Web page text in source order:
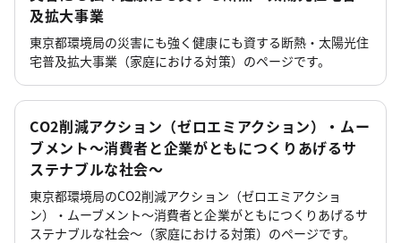
及拡大事業
東京都環境局の災害にも強く健康にも資する断熱・太陽光住
宅普及拡大事業（家庭における対策）のページです。
CO2削減アクション（ゼロエミアクション）・ムー
ブメント～消費者と企業がともにつくりあげるサ
ステナブルな社会～
東京都環境局のCO2削減アクション（ゼロエミアクショ
ン）・ムーブメント～消費者と企業がともにつくりあげるサ
ステナブルな社会～（家庭における対策）のページです。